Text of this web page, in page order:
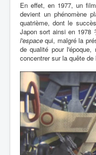
En effet, en 1977, un
devient un phénomène
quatrième, dont le
Japon sort ainsi en 1978
l'espace qui, malgré la
de qualité pour
concentrer sur la quête